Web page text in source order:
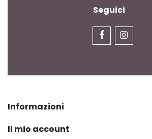
Seguici
Informazioni
Il mio account